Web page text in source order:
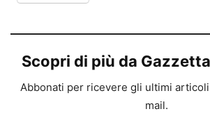
Scopri di più da
Abbonati per ricevere gli ultimi
mail.